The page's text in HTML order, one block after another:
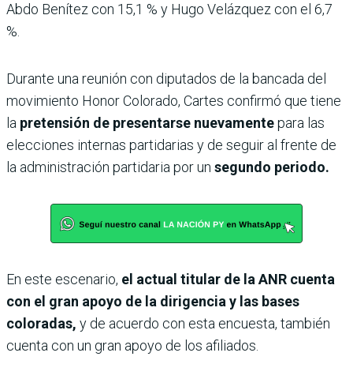
Abdo Benítez con 15,1 % y Hugo Velázquez con el 6,7
%.
Durante una reunión con diputados de la bancada del
movimiento Honor Colorado, Cartes confirmó que tiene
la pretensión de presentarse nuevamentepara las
elecciones internas partidarias y de seguir al frente de
la administración partidaria por un segundo periodo.
En este escenario, el actual titular de la ANR cuenta
con el gran apoyo de la dirigencia y las bases
coloradas, y de acuerdo con esta encuesta, también
cuenta con un gran apoyo de los afiliados.